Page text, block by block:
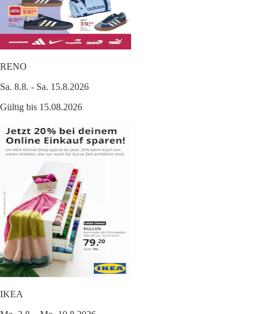
RENO
Sa. 8.8. - Sa. 15.8.2026
Gültig bis 15.08.2026
IKEA